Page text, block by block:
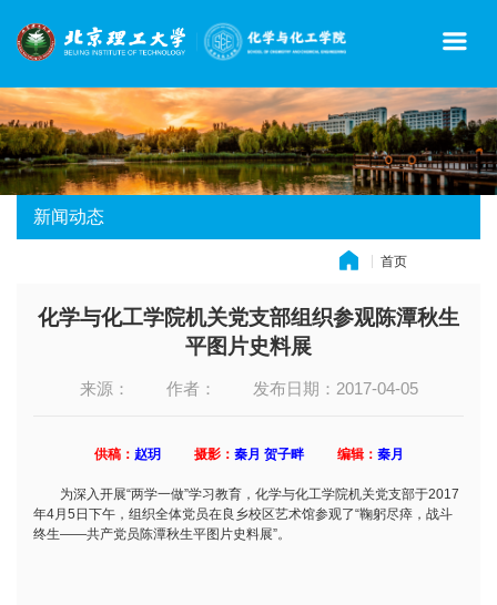
新闻动态
首页
化学与化工学院机关党支部组织参观陈潭秋生
平图片史料展
来源： 作者： 发布日期：2017-04-05
供稿： 赵玥 摄影： 秦月 贺子畔编辑： 秦月
为深入开展“两学一做”学习教育，化学与化工学院机关党支部于2017
年4月5日下午，组织全体党员在良乡校区艺术馆参观了“鞠躬尽瘁，战斗
终生——共产党员陈潭秋生平图片史料展”。